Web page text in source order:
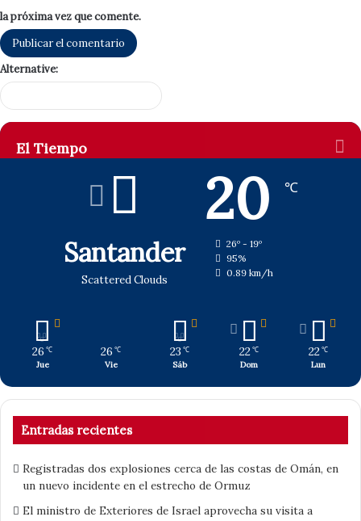
la próxima vez que comente.
Alternative:
El Tiempo
Santander
Scattered Clouds
20 ℃
26º - 19º
95%
0.89 km/h
26 ℃
Jue
26 ℃
Vie
23 ℃
Sáb
22 ℃
Dom
22 ℃
Lun
Entradas recientes
Registradas dos explosiones cerca de las costas de Omán, en
un nuevo incidente en el estrecho de Ormuz
El ministro de Exteriores de Israel aprovecha su visita a